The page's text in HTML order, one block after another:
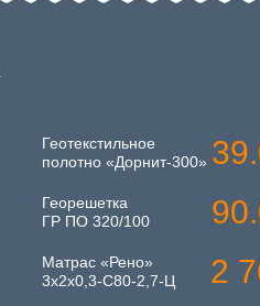
Геотекстильное
полотно «Дорнит-300»
Георешетка
ГР ПО 320/100
2
Матрас «Рено»
3х2х0,3-С80-2,7-Ц